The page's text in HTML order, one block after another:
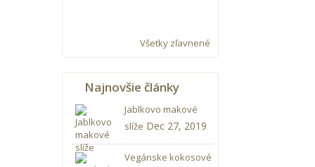
Všetky zľavnené
Najnovšie články
Jablkovo makové
slíže Dec 27, 2019
Vegánske kokosové